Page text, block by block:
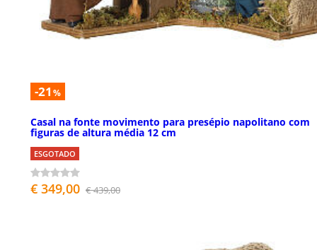
-21 %
Casal na fonte movimento para presépio napolitano com
figuras de altura média 12 cm
ESGOTADO
€ 349,00 € 439,00